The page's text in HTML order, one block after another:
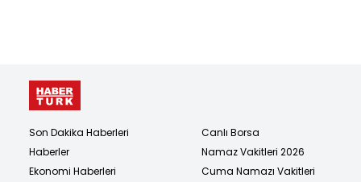
Son Dakika Haberleri
Haberler
Ekonomi Haberleri
Canlı Borsa
Namaz Vakitleri 2026
Cuma Namazı Vakitleri